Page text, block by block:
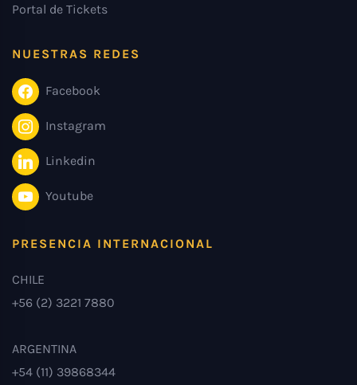
Portal de Tickets
NUESTRAS REDES
Facebook
Instagram
Linkedin
Youtube
PRESENCIA INTERNACIONAL
CHILE
+56 (2) 3221 7880
ARGENTINA
+54 (11) 39868344